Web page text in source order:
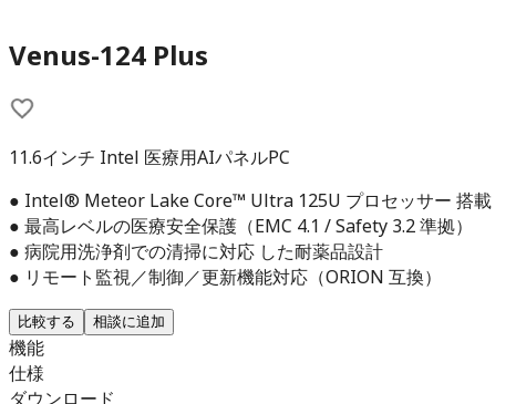
Venus-124 Plus
11.6インチ Intel 医療用AIパネルPC
● Intel® Meteor Lake Core™ Ultra 125U プロセッサー 搭載
● 最高レベルの医療安全保護（EMC 4.1 / Safety 3.2 準拠）
● 病院用洗浄剤での清掃に対応 した耐薬品設計
● リモート監視／制御／更新機能対応（ORION 互換）
比較する 相談に追加
機能
仕様
ダウンロード